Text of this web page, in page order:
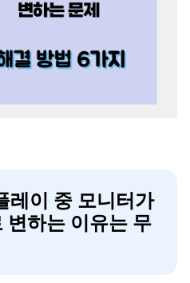
레이 중 모니터가
변하는 이유는 무